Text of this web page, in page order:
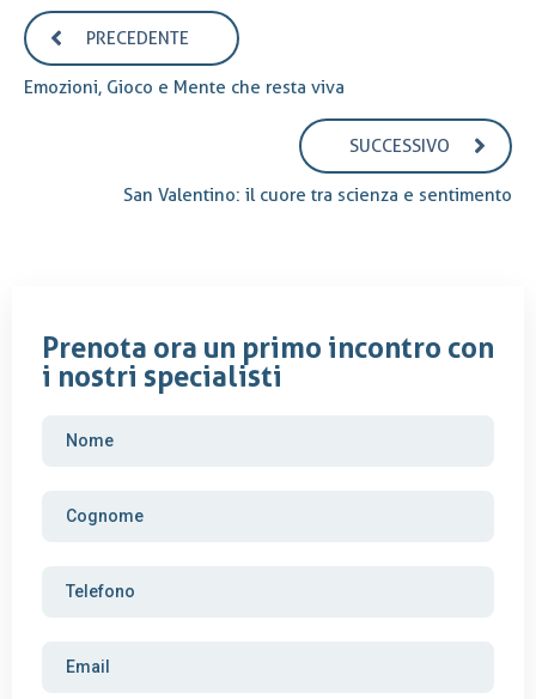
PRECEDENTE
Emozioni, Gioco e Mente che resta viva
SUCCESSIVO
San Valentino: il cuore tra scienza e sentimento
Prenota ora un primo incontro con
i nostri specialisti